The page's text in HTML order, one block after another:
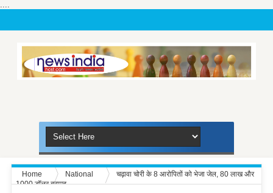
....
Home National
चढ़ावा चोरी के 8 आरोपितों को भेजा जेल, 80 लाख और
1000 डॉलर बरामद